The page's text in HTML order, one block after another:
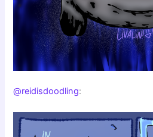
@reidisdoodling: